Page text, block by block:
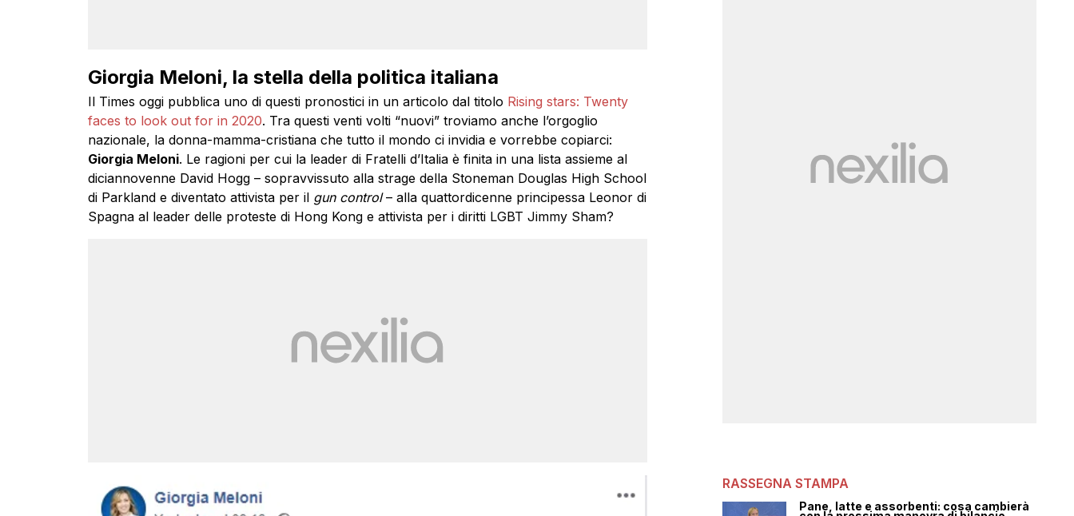
Giorgia Meloni, la stella della politica italiana
Il Times oggi pubblica uno di questi pronostici in un articolo dal titolo Rising stars: Twenty
faces to look out for in 2020. Tra questi venti volti “nuovi” troviamo anche l’orgoglio
nazionale, la donna-mamma-cristiana che tutto il mondo ci invidia e vorrebbe copiarci:
Giorgia Meloni. Le ragioni per cui la leader di Fratelli d’Italia è finita in una lista assieme al
diciannovenne David Hogg – sopravvissuto alla strage della Stoneman Douglas High School
di Parkland e diventato attivista per il gun control– alla quattordicenne principessa Leonor di
Spagna al leader delle proteste di Hong Kong e attivista per i diritti LGBT Jimmy Sham?
RASSEGNA STAMPA
Pane, latte e assorbenti: cosa cambierà